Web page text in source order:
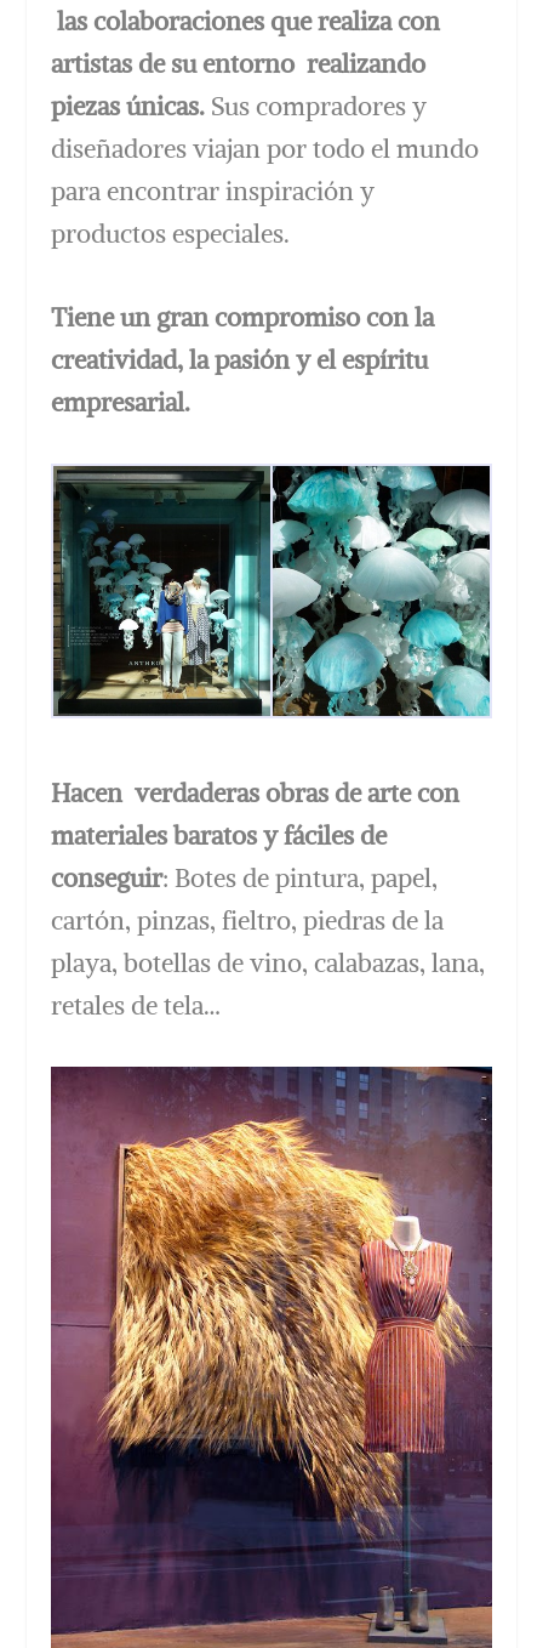
las colaboraciones que realiza con
artistas de su entorno realizando
piezas únicas. Sus compradores y
diseñadores viajan por todo el mundo
para encontrar inspiración y
productos especiales.
Tiene un gran compromiso con la
creatividad, la pasión y el espíritu
empresarial.
Hacen verdaderas obras de arte con
materiales baratos y fáciles de
conseguir: Botes de pintura, papel,
cartón, pinzas, fieltro, piedras de la
playa, botellas de vino, calabazas, lana,
retales de tela…